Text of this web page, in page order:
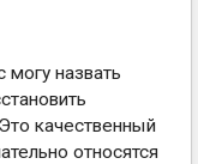
назвать
качественный
относятся